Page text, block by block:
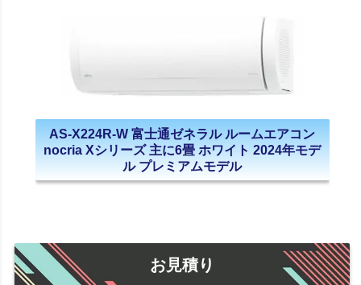
AS-X224R-W 富士通ゼネラル ルームエアコン
nocria Xシリーズ 主に6畳 ホワイト 2024年モデ
ル プレミアムモデル
お見積り